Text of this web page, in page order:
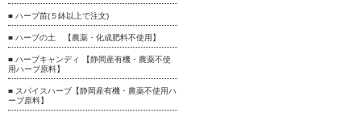
■ ハーブ苗(５鉢以上で注文)
■ ハーブの土 【農薬・化成肥料不使用】
■ ハーブキャンディ 【静岡産有機・農薬不使
用ハーブ原料】
■ スパイスハーブ【静岡産有機・農薬不使用ハ
ーブ原料】